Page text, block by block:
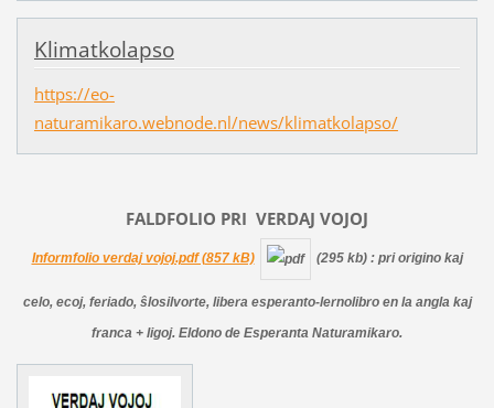
Klimatkolapso
https://eo-
naturamikaro.webnode.nl/news/klimatkolapso/
FALDFOLIO PRI VERDAJ VOJOJ
Informfolio verdaj vojoj.pdf (857 kB) (295 kb) : pri origino kaj
celo, ecoj, feriado, ŝlosilvorte, libera esperanto-lernolibro en la angla kaj
franca + ligoj. Eldono de Esperanta Naturamikaro.